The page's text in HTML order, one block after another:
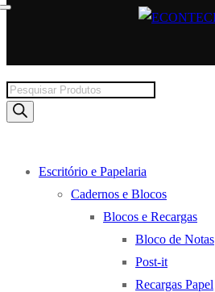
Products
search
Escritório e Papelaria
Cadernos e Blocos
Blocos e Recargas
Bloco de Notas
Post-it
Recargas Papel